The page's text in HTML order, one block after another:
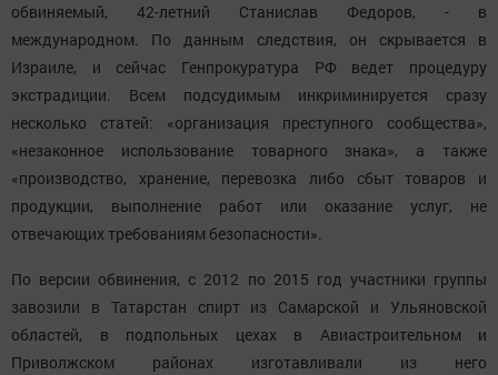
обвиняемый, 42-летний Станислав Федоров, - в
международном. По данным следствия, он скрывается в
Израиле, и сейчас Генпрокуратура РФ ведет процедуру
экстрадиции. Всем подсудимым инкриминируется сразу
несколько статей: «организация преступного сообщества»,
«незаконное использование товарного знака», а также
«производство, хранение, перевозка либо сбыт товаров и
продукции, выполнение работ или оказание услуг, не
отвечающих требованиям безопасности».
По версии обвинения, с 2012 по 2015 год участники группы
завозили в Татарстан спирт из Самарской и Ульяновской
областей, в подпольных цехах в Авиастроительном и
Приволжском районах изготавливали из него